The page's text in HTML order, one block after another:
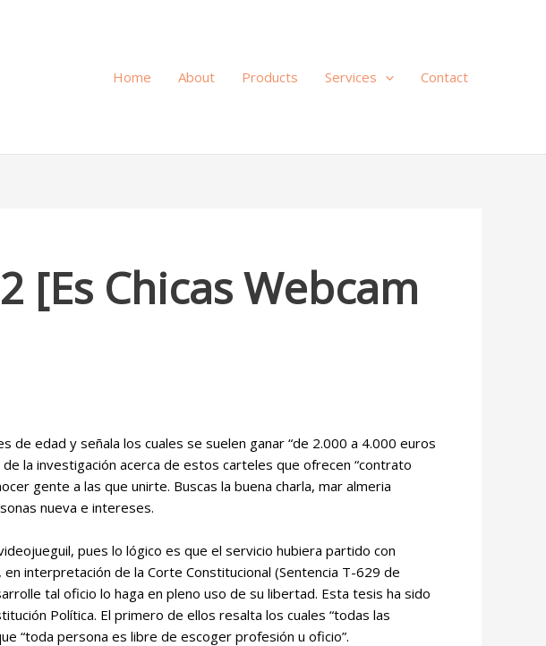
Home About Products Services Contact
[Es Chicas Webcam
de edad y señala los cuales se suelen ganar “de 2.000 a 4.000 euros
la investigación acerca de estos carteles que ofrecen “contrato
gente a las que unirte. Buscas la buena charla, mar almeria
nueva e intereses.
pues lo lógico es que el servicio hubiera partido con
interpretación de la Corte Constitucional (Sentencia T-629 de
tal oficio lo haga en pleno uso de su libertad. Esta tesis ha sido
Política. El primero de ellos resalta los cuales “todas las
“toda persona es libre de escoger profesión u oficio”.